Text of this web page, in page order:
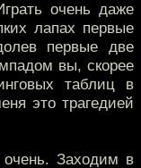
очень даже
лапах первые
первые две
вы, скорее
таблиц в
это трагедией
Заходим в